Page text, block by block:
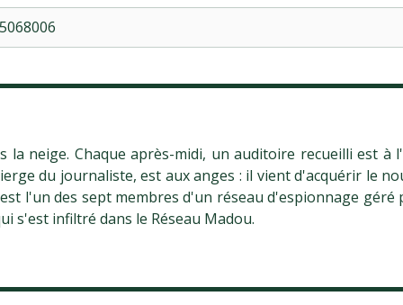
neige. Chaque après-midi, un auditoire recueilli est à
du journaliste, est aux anges : il vient d'acquérir le
l'un des sept membres d'un réseau d'espionnage
s'est infiltré dans le Réseau Madou.